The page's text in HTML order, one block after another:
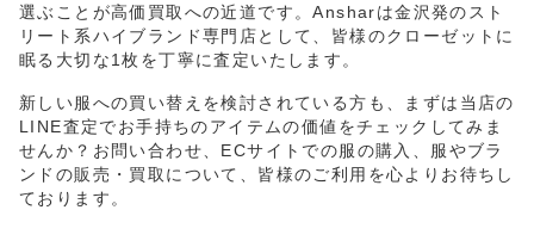
選ぶことが高価買取への近道です。Ansharは金沢発のスト
リート系ハイブランド専門店として、皆様のクローゼットに
眠る大切な1枚を丁寧に査定いたします。
新しい服への買い替えを検討されている方も、まずは当店の
LINE査定でお手持ちのアイテムの価値をチェックしてみま
せんか？お問い合わせ、ECサイトでの服の購入、服やブラ
ンドの販売・買取について、皆様のご利用を心よりお待ちし
ております。